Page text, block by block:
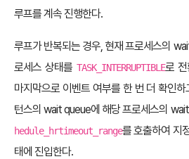
루프를 계속 진행한다.
루프가 반복되는 경우, 현재 프로세스의
로세스 상태를 TASK_INTERRUPTIBLE로 전
마지막으로 이벤트 여부를 한 번 더 확인
턴스의 wait queue에 해당 프로세스의
hedule_hrtimeout_range를 호출하여 지
태에 진입한다.